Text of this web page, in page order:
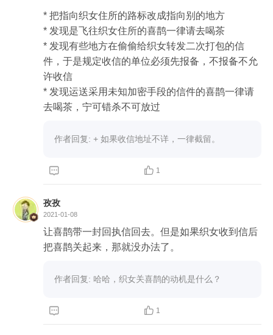
* 把指向织女住所的路标改成指向别的地方
* 发现是飞往织女住所的喜鹊一律请去喝茶
* 发现有些地方在偷偷给织女转发二次打包的信
件，于是规定收信的单位必须先报备，不报备不允
许收信
* 发现运送采用未知加密手段的信件的喜鹊一律请
作者回复: + 如果收信地址不详，一律截留。
  1
孜孜
2021-01-08
让喜鹊带一封回执信回去。但是如果织女收到信后
把喜鹊关起来，那就没办法了。
作者回复: 哈哈，织女关喜鹊的动机是什么？
  1